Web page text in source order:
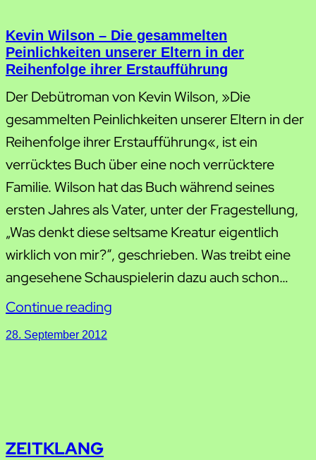
Kevin Wilson – Die gesammelten
Peinlichkeiten unserer Eltern in der
Reihenfolge ihrer Erstaufführung
Der Debütroman von Kevin Wilson, »Die
gesammelten Peinlichkeiten unserer Eltern in der
Reihenfolge ihrer Erstaufführung«, ist ein
verrücktes Buch über eine noch verrücktere
Familie. Wilson hat das Buch während seines
ersten Jahres als Vater, unter der Fragestellung,
„Was denkt diese seltsame Kreatur eigentlich
wirklich von mir?“, geschrieben. Was treibt eine
angesehene Schauspielerin dazu auch schon…
Continue reading
28. September 2012
ZEITKLANG